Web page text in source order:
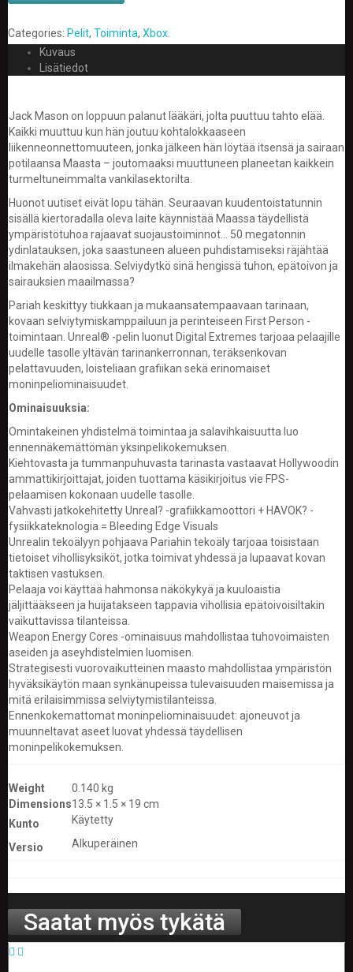
E
L
K
A
T
K
I
J
A
T
/
S
A
R
J
A
K
U
V
A
T
L
A
U
T
A
P
E
L
I
T
M
A
G
I
C
T
H
E
G
A
T
H
E
I
N
G
M
I
K
I
Categories: Pelit, Toiminta, Xbox
Kuvaus
Lisätiedot
Jack Mason on loppuun palanut lääkäri, jolta puuttuu tahto elää.
Kaikki muuttuu kun hän joutuu kohtalokkaaseen
liikenneonnettomuuteen, jonka jälkeen hän löytää itsensä ja sairaan
potilaansa Maasta – joutomaaksi muuttuneen planeetan kaikkein
turmeltuneimmalta vankilasektorilta.
Huonot uutiset eivät lopu tähän. Seuraavan kuudentoistatunnin
sisällä kiertoradalla oleva laite käynnistää Maassa täydellistä
ympäristötuhoa rajaavat suojaustoiminnot… 50 megatonnin
ydinlatauksen, joka saastuneen alueen puhdistamiseksi räjähtää
ilmakehän alaosissa. Selviydytkö sinä hengissä tuhon, epätoivon ja
sairauksien maailmassa?
Pariah keskittyy tiukkaan ja mukaansatempaavaan tarinaan,
kovaan selviytymiskamppailuun ja perinteiseen First Person -
toimintaan. Unreal® -pelin luonut Digital Extremes tarjoaa pelaajille
uudelle tasolle yltävän tarinankerronnan, teräksenkovan
pelattavuuden, loisteliaan grafiikan sekä erinomaiset
moninpeliominaisuudet.
Ominaisuuksia:
Omintakeinen yhdistelmä toimintaa ja salavihkaisuutta luo
ennennäkemättömän yksinpelikokemuksen.
Kiehtovasta ja tummanpuhuvasta tarinasta vastaavat Hollywoodin
ammattikirjoittajat, joiden tuottama käsikirjoitus vie FPS-
pelaamisen kokonaan uudelle tasolle.
Vahvasti jatkokehitetty Unreal? -grafiikkamoottori + HAVOK? -
fysiikkateknologia = Bleeding Edge Visuals
Unrealin tekoälyyn pohjaava Pariahin tekoäly tarjoaa toisistaan
tietoiset vihollisyksiköt, jotka toimivat yhdessä ja lupaavat kovan
taktisen vastuksen.
Pelaaja voi käyttää hahmonsa näkökykyä ja kuuloaistia
jäljittääkseen ja huijatakseen tappavia vihollisia epätoivoisiltakin
vaikuttavissa tilanteissa.
Weapon Energy Cores -ominaisuus mahdollistaa tuhovoimaisten
aseiden ja aseyhdistelmien luomisen.
Strategisesti vuorovaikutteinen maasto mahdollistaa ympäristön
hyväksikäytön maan synkänupeissa tulevaisuuden maisemissa ja
mitä erilaisimmissa selviytymistilanteissa.
Ennenkokemattomat moninpeliominaisuudet: ajoneuvot ja
muunneltavat aseet luovat yhdessä täydellisen
moninpelikokemuksen.
Weight
0.140 kg
Dimensions13.5 × 1.5 × 19 cm
Kunto
Käytetty
Versio Alkuperäinen
Saatat myös tykätä